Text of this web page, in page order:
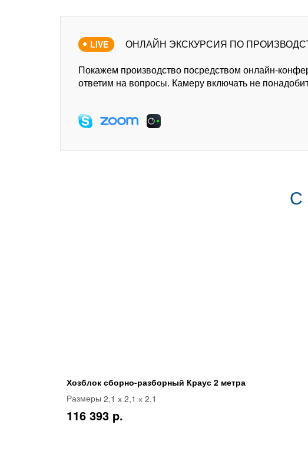
LIVE
ОНЛАЙН ЭКСКУРСИЯ ПО
Покажем производство посредством онлайн-
ответим на вопросы. Камеру включать не
С
Хозблок сборно-разборный Краус 2 метра
Размеры 2,1 х 2,1 х 2,1
116 393 p.